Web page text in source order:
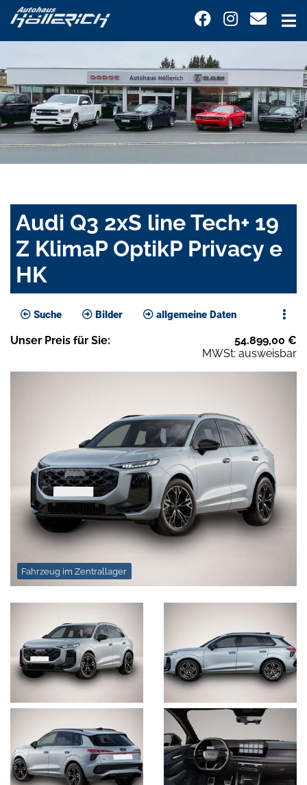
Audi Q3 2xS line Tech+ 19
Z KlimaP OptikP Privacy e
HK
Suche Bilder allgemeine Daten
Unser Preis für Sie: 54.899,00 €
MWSt: ausweisbar
Fahrzeug im Zentrallager